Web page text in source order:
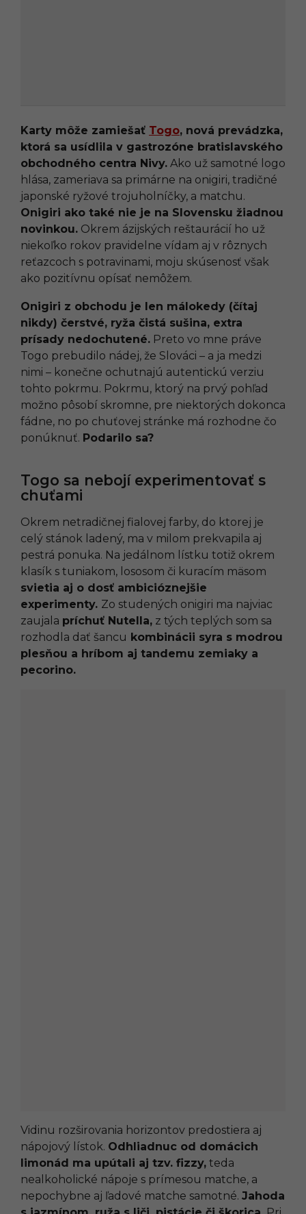
Karty môže zamiešať Togo, nová prevádzka,
ktorá sa usídlila v gastrozóne bratislavského
obchodného centra Nivy. Ako už samotné logo
hlása, zameriava sa primárne na onigiri, tradičné
japonské ryžové trojuholníčky, a matchu.
Onigiri ako také nie je na Slovensku žiadnou
novinkou. Okrem ázijských reštaurácií ho už
niekoľko rokov pravidelne vídam aj v rôznych
reťazcoch s potravinami, moju skúsenosť však
ako pozitívnu opísať nemôžem.
Onigiri z obchodu je len málokedy (čítaj
nikdy) čerstvé, ryža čistá sušina, extra
prísady nedochutené. Preto vo mne práve
Togo prebudilo nádej, že Slováci – a ja medzi
nimi – konečne ochutnajú autentickú verziu
tohto pokrmu. Pokrmu, ktorý na prvý pohľad
možno pôsobí skromne, pre niektorých dokonca
fádne, no po chuťovej stránke má rozhodne čo
ponúknuť. Podarilo sa?
Togo sa nebojí experimentovať s
chuťami
Okrem netradičnej fialovej farby, do ktorej je
celý stánok ladený, ma v milom prekvapila aj
pestrá ponuka. Na jedálnom lístku totiž okrem
klasík s tuniakom, lososom či kuracím mäsom
svietia aj o dosť ambicióznejšie
experimenty. Zo studených onigiri ma najviac
zaujala príchuť Nutella, z tých teplých som sa
rozhodla dať šancu kombinácii syra s modrou
plesňou a hríbom aj tandemu zemiaky a
pecorino.
Vidinu rozširovania horizontov predostiera aj
nápojový lístok. Odhliadnuc od domácich
limonád ma upútali aj tzv. fizzy, teda
nealkoholické nápoje s prímesou matche, a
nepochybne aj ľadové matche samotné. Jahoda